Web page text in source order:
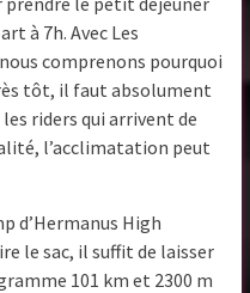
à 7h. Avec Les
comprenons pourquoi
tôt, il faut absolument
riders qui arrivent de
l’acclimatation peut
d’Hermanus High
le sac, il suffit de laisser
101 km et 2300 m